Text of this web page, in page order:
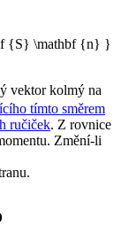
vektor kolmý na
tímto směrem
ručiček. Z rovnice
Změní-li